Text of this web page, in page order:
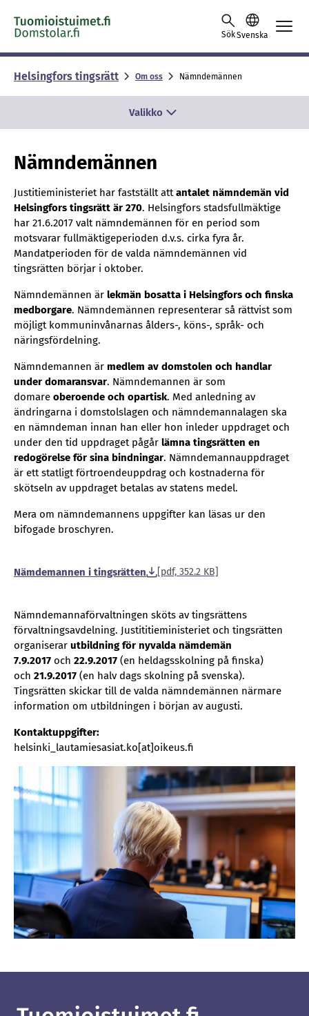
Skip to content -saavutettavuusohje
SökSvenska
Helsing­fors tings­rätt Om oss Nämndemännen
Valikko
Nämndemännen
Justitieministeriet har fastställt attantalet nämndemän vid
Helsingfors tingsrätt är 270. Helsingfors stadsfullmäktige
har 21.6.2017 valt nämndemännen för en period som
motsvarar fullmäktigeperioden d.v.s. cirka fyra år.
Mandatperioden för de valda nämndemännen vid
tingsrätten börjar i oktober.
Nämndemännen är lekmän bosatta i Helsingfors och finska
medborgare. Nämndemännen representerar så rättvist som
möjligt kommuninvånarnas ålders-, köns-, språk- och
näringsfördelning.
Nämndemannen är medlem av domstolen och handlar
under domaransvar. Nämndemannen är som
domare oberoende och opartisk. Med anledning av
ändringarna i domstolslagen och nämndemannalagen ska
en nämndeman innan han eller hon inleder uppdraget och
under den tid uppdraget pågår lämna tingsrätten en
redogörelse för sina bindningar. Nämndemannauppdraget
är ett statligt förtroendeuppdrag och kostnaderna för
skötseln av uppdraget betalas av statens medel.
Mera om nämndemannens uppgifter kan läsas ur den
bifogade broschyren.
Nämdemannen i tingsrätten [pdf, 352.2 KB]
Nämndemannaförvaltningen sköts av tingsrättens
förvaltningsavdelning. Justititieministeriet och tingsrätten
organiserar utbildning för nyvalda nämdemän
7.9.2017 och 22.9.2017 (en heldagsskolning på finska)
och 21.9.2017 (en halv dags skolning på svenska).
Tingsrätten skickar till de valda nämndemännen närmare
information om utbildningen i början av augusti.
Kontaktuppgifter:
helsinki_lautamiesasiat.ko[at]oikeus.fi